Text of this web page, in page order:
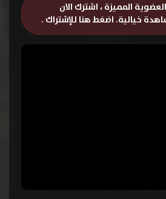
المميزة ، اشترك الان
خيالية. اضغط هنا للإشتراك .